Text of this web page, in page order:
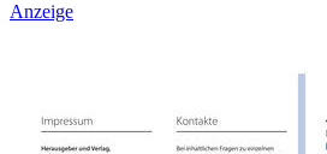
Anzeige